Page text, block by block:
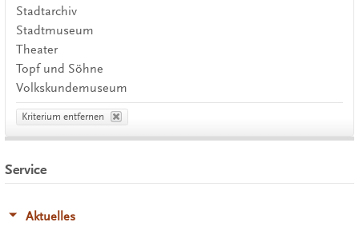
Stadtarchiv
Stadtmuseum
Theater
Topf und Söhne
Volkskundemuseum
Kriterium entfernen
Service
Aktuelles